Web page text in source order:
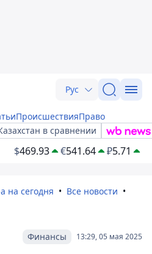
Рус
ПроисшествияПраво
в сравнении
$469.93 €541.64 ₽5.71
на сегодня
Все новости
13:29, 05 мая 2025
Финансы